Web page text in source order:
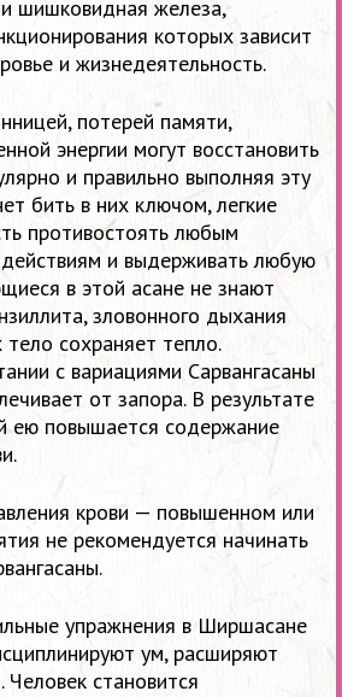
и шишковидная железа,
которых зависит
и жизнедеятельность.
потерей памяти,
энергии могут восстановить
и правильно выполняя эту
бить в них ключом, легкие
противостоять любым
и выдерживать любую
в этой асане не знают
зловонного дыхания
сохраняет тепло.
с вариациями Сарвангасаны
от запора. В результате
ею повышается содержание
крови — повышенном или
не рекомендуется начинать
упражнения в Ширшасане
ум, расширяют
Человек становится